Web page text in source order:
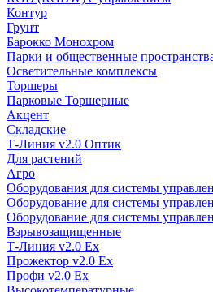
Контур
Грунт
Барокко Монохром
Парки и общественные
Осветительные комплексы
Торшеры
Парковые Торшерные
Акцент
Складские
Т-Линия v2.0 Оптик
Для растений
Агро
Оборудования для системы
Оборудование для системы
Оборудование для системы
Взрывозащищенные
Т-Линия v2.0 Ex
Прожектор v2.0 Ex
Профи v2.0 Ex